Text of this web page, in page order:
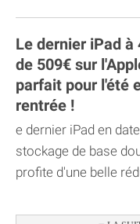
Le dernier iPad à
de 509€ sur
parfait pour l'été
rentrée !
e dernier iPad en
stockage de base
profite d'une belle